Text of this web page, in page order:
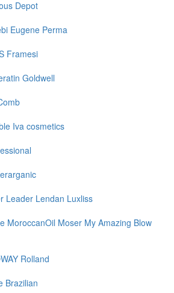
Depot
Eugene Perma
Framesi
Goldwell
Iva cosmetics
Leader Lendan Luxliss
MoroccanOil Moser My Amazing Blow
Rolland
Brazilian